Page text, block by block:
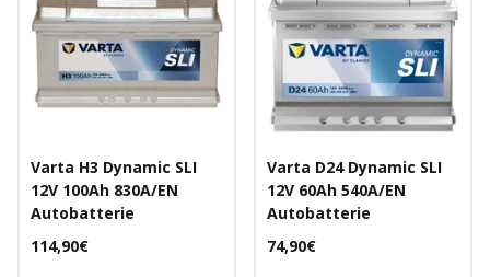
Varta H3 Dynamic SLI
12V 100Ah 830A/EN
Autobatterie
Angebotspreis
114,90€
Varta D24 Dynamic SLI
12V 60Ah 540A/EN
Autobatterie
Angebotspreis
74,90€